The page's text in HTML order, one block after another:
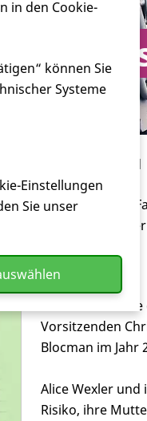
Schicksal messbar wird
Geschichte der
Identifikation
Übersetzt
Vorsitzenden
Blocman im Jahr
Alice Wexler und
Risiko, ihre
in den Cookie-
können Sie
Systeme
Einstellungen
Sie unser